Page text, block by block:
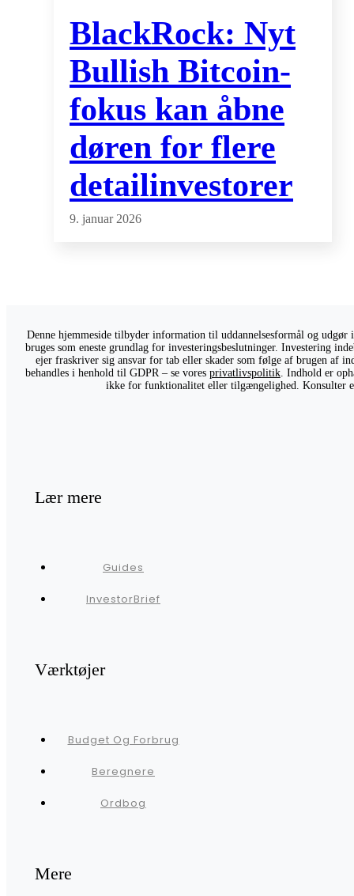
BlackRock: Nyt
Bullish Bitcoin-
fokus kan åbne
døren for flere
detailinvestorer
9. januar 2026
Denne hjemmeside tilbyder information til uddannelsesformål og
bruges som eneste grundlag for investeringsbeslutninger. Investering
ejer fraskriver sig ansvar for tab eller skader som følge af brugen af
behandles i henhold til GDPR – se vores privatlivspolitik. Indhold er
ikke for funktionalitet eller tilgængelighed. Konsulter
Lær mere
Guides
InvestorBrief
Værktøjer
Budget Og Forbrug
Beregnere
Ordbog
Mere